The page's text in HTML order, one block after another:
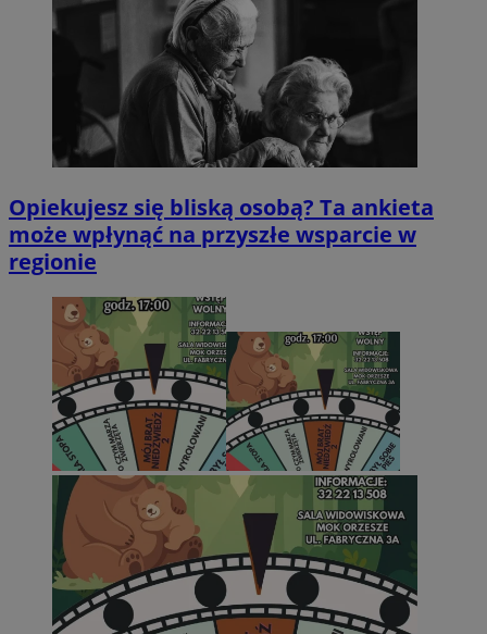
Opiekujesz się bliską osobą? Ta ankieta
może wpłynąć na przyszłe wsparcie w
regionie